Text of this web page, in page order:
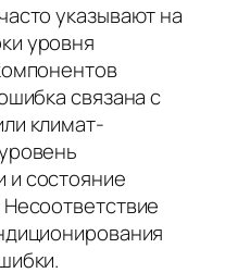
указывают на
уровня
связана с
климат-
состояние